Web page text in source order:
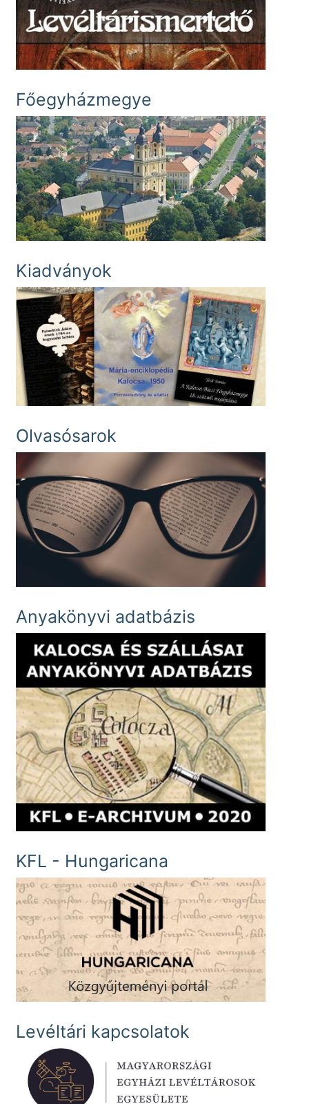
Főegyházmegye
Kiadványok
Olvasósarok
Anyakönyvi adatbázis
KFL - Hungaricana
Levéltári kapcsolatok